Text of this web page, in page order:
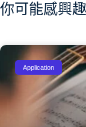
你可能感興趣
Application